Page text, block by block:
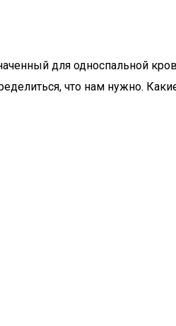
для односпальной
что нам нужно.